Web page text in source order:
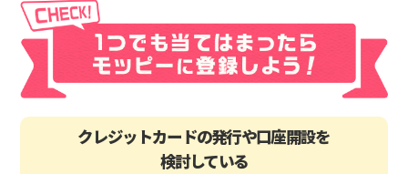
クレジットカードの発行や口座開設を
検討している